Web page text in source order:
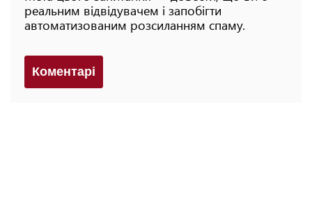
реальним відвідувачем і запобігти
автоматизованим розсиланням спаму.
Коментарi